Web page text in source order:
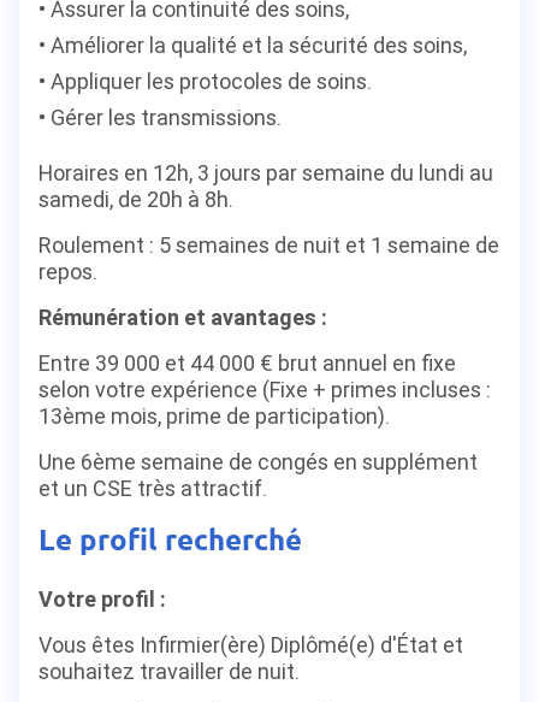
Assurer la continuité des soins,
Améliorer la qualité et la sécurité des soins,
Appliquer les protocoles de soins.
Gérer les transmissions.
Horaires en 12h, 3 jours par semaine du lundi au
samedi, de 20h à 8h.
Roulement : 5 semaines de nuit et 1 semaine de
repos.
Rémunération et avantages :
Entre 39 000 et 44 000 € brut annuel en fixe
selon votre expérience (Fixe + primes incluses :
13ème mois, prime de participation).
Une 6ème semaine de congés en supplément
et un CSE très attractif.
Le profil recherché
Votre profil :
Vous êtes Infirmier(ère) Diplômé(e) d'État et
souhaitez travailler de nuit.